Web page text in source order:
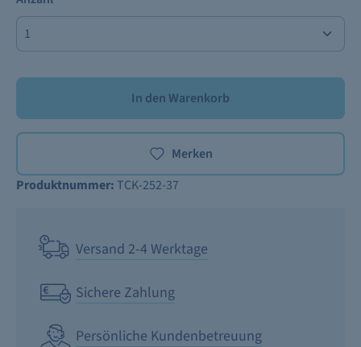
In den Warenkorb
Merken
Produktnummer: TCK-252-37
Versand 2-4 Werktage
Sichere Zahlung
Persönliche Kundenbetreuung